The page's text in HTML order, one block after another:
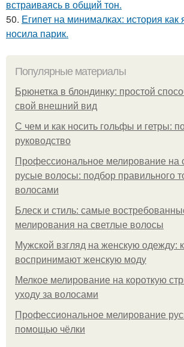
встраиваясь в общий тон.
50. Египет на минималках: история
носила парик.
Популярные материалы
Брюнетка в блондинку: простой
свой внешний вид
С чем и как носить гольфы и гетры:
руководство
Профессиональное мелирование на
русые волосы: подбор правильного
волосами
Блеск и стиль: самые
мелирования на светлые волосы
Мужской взгляд на женскую одежду:
воспринимают женскую моду
Мелкое мелирование на короткую
уходу за волосами
Профессиональное мелирование
помощью чёлки